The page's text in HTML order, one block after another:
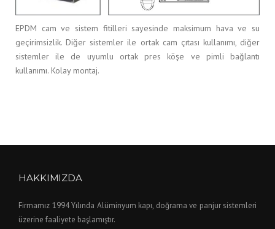
EPDM cam ve sistem fitilleri sayesinde maksimum hava ve su
geçirimsizlik. Diğer sistemler ile ortak cam çıtası kullanımı, diğer
sistemler ile de uyumlu ortak pres köşe ve pimli bağlantı
kullanımı. Kolay montaj.
HAKKIMIZDA
Firmamız 1994 Yılında Alüminyum kapı, doğrama ve panjur sistemleri
üzerine faaliyete başlamıştır.